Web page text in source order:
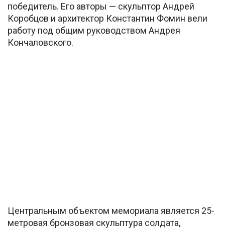
победитель. Его авторы — скульптор Андрей
Коробцов и архитектор Константин Фомин вели
работу под общим руководством Андрея
Кончаловского.
Центральным объектом мемориала является 25-
метровая бронзовая скульптура солдата,